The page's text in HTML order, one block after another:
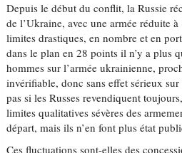
Depuis le début du conflit, la Russie
de l’Ukraine, avec une armée réduite
limites drastiques, en nombre et en
dans le plan en 28 points il n’y a plus
hommes sur l’armée ukrainienne,
invérifiable, donc sans effet sérieux sur
pas si les Russes revendiquent
limites qualitatives sévères des
départ, mais ils n’en font plus état
Ces fluctuations sont-elles des